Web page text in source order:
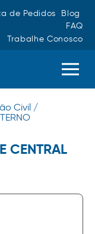
de Pedidos
Blog
FAQ
Trabalhe Conosco
Civil /
CENTRAL